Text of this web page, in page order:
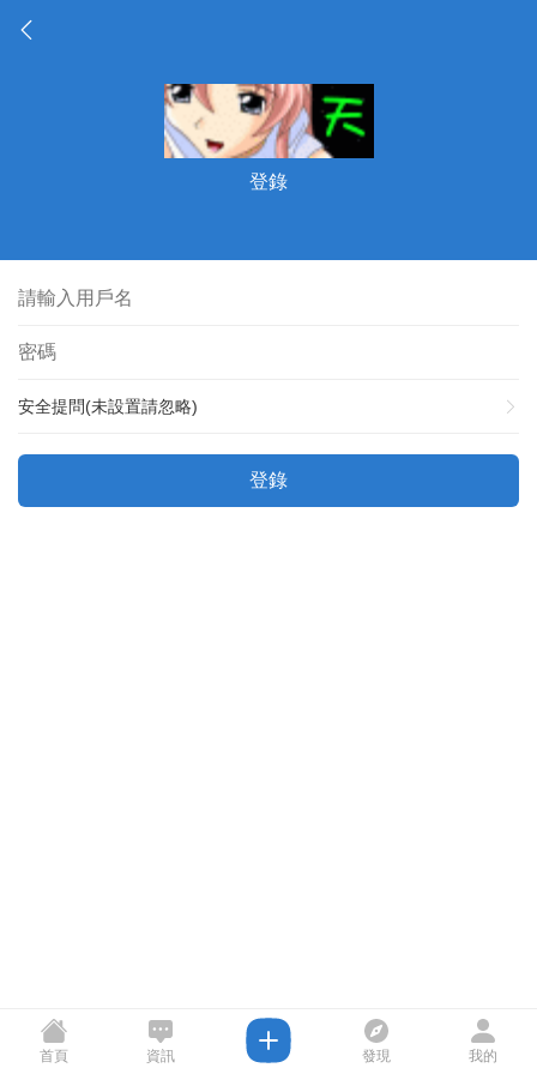
登錄
安全提問(未設置請忽略)
登錄
首頁 資訊 發現 我的